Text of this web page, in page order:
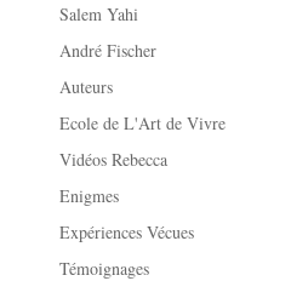
Salem Yahi
André Fischer
Auteurs
Ecole de L'Art de Vivre
Vidéos Rebecca
Enigmes
Expériences Vécues
Témoignages